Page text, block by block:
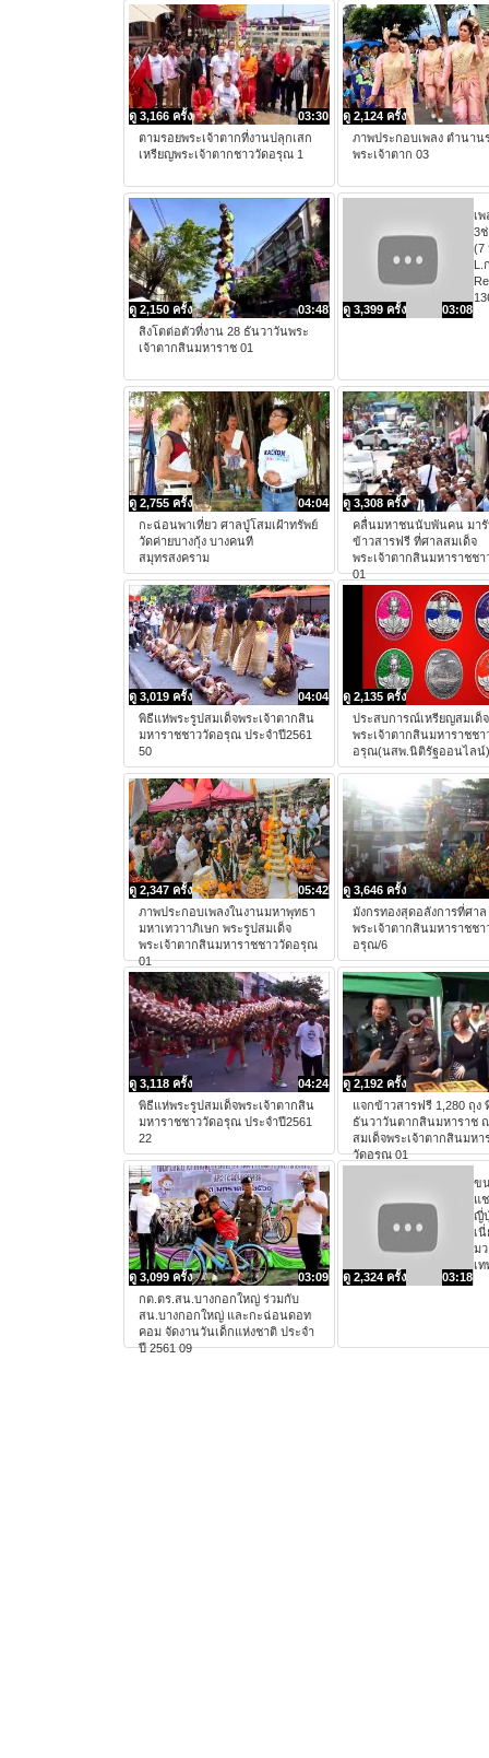
03:30
ดู 3,166 ครั้ง
ตามรอยพระเจ้าตากที่งานปลุกเสก
เหรียญพระเจ้าตากชาววัดอรุณ 1
ดู 2,124 ครั้ง
ภาพประกอบเพลง ตำนาน
พระเจ้าตาก 03
03:48
ดู 2,150 ครั้ง
สิงโตต่อตัวที่งาน 28 ธันวาวันพระ
เจ้าตากสินมหาราช 01
03:08
ดู 3,399 ครั้ง
เ
3ช่
(7
04:04
ดู 2,755 ครั้ง
กะฉ่อนพาเที่ยว ศาลปู่โสมเฝ้าทรัพย์
วัดค่ายบางกุ้ง บางคนที
สมุทรสงคราม
ดู 3,308 ครั้ง
คลื่นมหาชนนับพันคน มา
ข้าวสารฟรี ที่ศาลสมเด็จ
พระเจ้าตากสินมหาราชช
01
04:04
ดู 3,019 ครั้ง
พิธีแห่พระรูปสมเด็จพระเจ้าตากสิน
มหาราชชาววัดอรุณ ประจำปี2561
50
ดู 2,135 ครั้ง
ประสบการณ์เหรียญสมเด็จ
พระเจ้าตากสินมหาราชชา
อรุณ(นสพ.นิติรัฐออนไลน์)
05:42
ดู 2,347 ครั้ง
ภาพประกอบเพลงในงานมหาพุทธา
มหาเทวาาภิเษก พระรูปสมเด็จ
พระเจ้าตากสินมหาราชชาววัดอรุณ
01
ดู 3,646 ครั้ง
มังกรทองสุดอลังการที่ศาล
พระเจ้าตากสินมหาราชชา
อรุณ/6
04:24
ดู 3,118 ครั้ง
พิธีแห่พระรูปสมเด็จพระเจ้าตากสิน
มหาราชชาววัดอรุณ ประจำปี2561
22
ดู 2,192 ครั้ง
แจกข้าวสารฟรี 1,280 ถุง
ธันวาวันตากสินมหาราช
สมเด็จพระเจ้าตากสินมหา
วัดอรุณ 01
03:09
ดู 3,099 ครั้ง
กต.ตร.สน.บางกอกใหญ่ ร่วมกับ
สน.บางกอกใหญ่ และกะฉ่อนดอท
คอม จัดงานวันเด็กแห่งชาติ ประจำ
ปี 2561 09
03:18
ดู 2,324 ครั้ง
ข
แ
ญี่
เนี่
ม
เ